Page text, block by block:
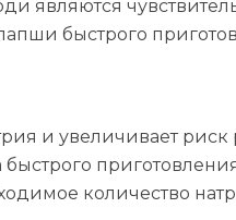
являются
быстрого
и увеличивает риск
количество